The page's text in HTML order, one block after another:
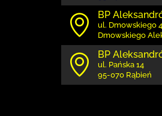
BP
ul. Dmowskiego 4
Dmowskiego
BP
ul. Pańska 14
95-070 Rąbień